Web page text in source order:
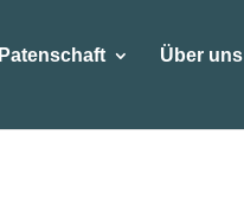
Patenschaft Über uns